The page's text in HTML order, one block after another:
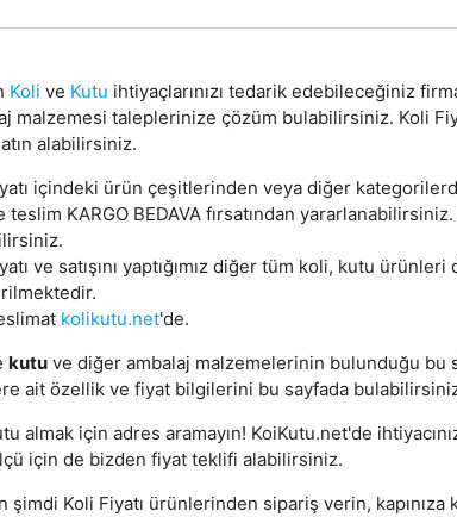
Koli ve Kutu ihtiyaçlarınızı tedarik edebileceğiniz
malzemesi taleplerinize çözüm bulabilirsiniz. Koli
alabilirsiniz.
içindeki ürün çeşitlerinden veya diğer
teslim KARGO BEDAVA fırsatından
ve satışını yaptığımız diğer tüm koli, kutu
kolikutu.net'de.
kutuve diğer ambalaj malzemelerinin bulunduğu bu
ait özellik ve fiyat bilgilerini bu sayfada
almak için adres aramayın! KoiKutu.net'de
için de bizden fiyat teklifi alabilirsiniz.
şimdi Koli Fiyatı ürünlerinden sipariş verin, kapınıza